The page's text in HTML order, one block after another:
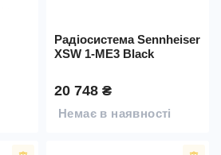
Радіосистема Sennheiser
XSW 1-ME3 Black
20 748 ₴
Немає в наявності